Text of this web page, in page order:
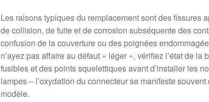
Les raisons typiques du remplacement sont des fissures
de collision, de fuite et de corrosion subséquente des
confusion de la couverture ou des poignées
n’ayez pas affaire au défaut « léger », vérifiez l’état de la
fusibles et des points squelettiques avant d’installer les
lampes – l’oxydation du connecteur se manifeste souvent
modèle.